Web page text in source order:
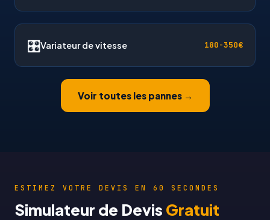
🎛Variateur de vitesse 180-350€
Voir toutes les pannes →
ESTIMEZ VOTRE DEVIS EN 60 SECONDES
Simulateur de Devis Gratuit